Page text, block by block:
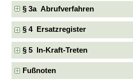
§ 3a Abrufverfahren
§ 4 Ersatzregister
§ 5 In-Kraft-Treten
Fußnoten